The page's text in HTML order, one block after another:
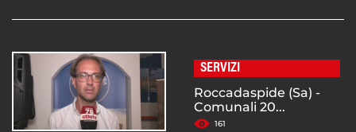
SERVIZI
Roccadaspide (Sa) -
Comunali 20...
161